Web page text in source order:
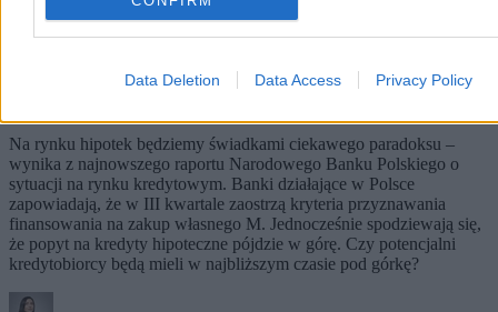
Data Deletion Data Access Privacy Policy
Banki zapowiadają zmiany, będzie trudniej o
Na rynku hipotek będziemy świadkami ciekawego paradoksu –
wynika z najnowszego raportu Narodowego Banku Polskiego o
sytuacji na rynku kredytowym. Banki działające w Polsce
zapowiadają, że w III kwartale zaostrzą kryteria przyznawania
finansowania na zakup własnego M. Jednocześnie spodziewają się,
że popyt na kredyty hipoteczne pójdzie w górę. Czy potencjalni
kredytobiorcy będą mieli w najbliższym czasie pod górkę?